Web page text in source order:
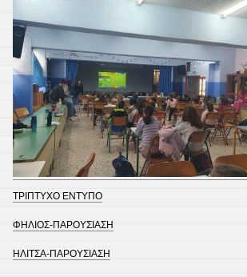
ΤΡΙΠΤΥΧΟ ΕΝΤΥΠΟ
ΦΗΛΙΟΣ-ΠΑΡΟΥΣΙΑΣΗ
ΗΛΙΤΣΑ-ΠΑΡΟΥΣΙΑΣΗ